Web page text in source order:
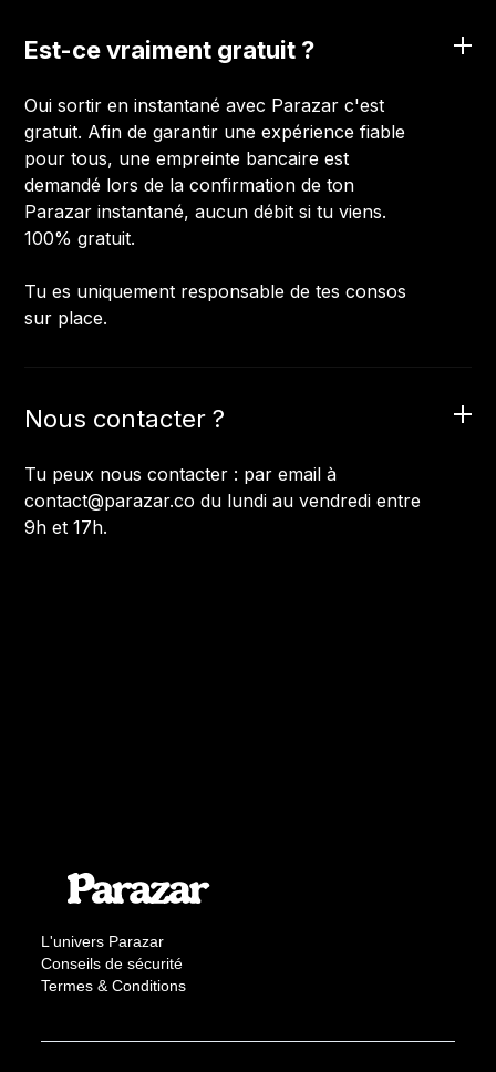
Est-ce vraiment gratuit ?
Oui sortir en instantané avec Parazar c'est
gratuit. Afin de garantir une expérience fiable
pour tous, une empreinte bancaire est
demandé lors de la confirmation de ton
Parazar instantané, aucun débit si tu viens.
100% gratuit.
Tu es uniquement responsable de tes consos
sur place.
Nous contacter ?
Tu peux nous contacter : par email à
contact@parazar.co du lundi au vendredi entre
9h et 17h.
L'univers Parazar
Conseils de sécurité
Termes & Conditions